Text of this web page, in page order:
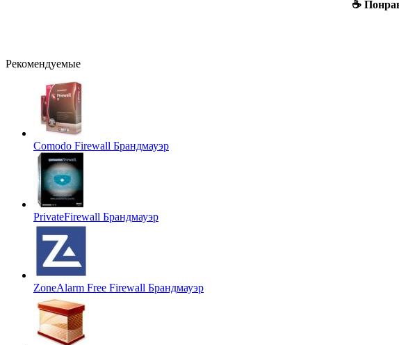
☕
Рекомендуемые
Comodo Firewall Брандмауэр
PrivateFirewall Брандмауэр
ZoneAlarm Free Firewall Брандмауэр